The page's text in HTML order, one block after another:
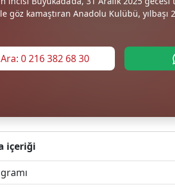
göz kamaştıran Anadolu Kulübü, yılbaşı
Ara: 0 216 382 68 30
içeriği